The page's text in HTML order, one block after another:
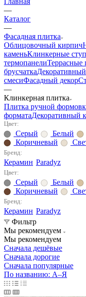
—
Каталог
—
Фасадная плитка
Облицовочный кирпич
каменьКлинкерные
термопанелиТеррасные
брусчатка
смесиФасадный декор
—
Клинкерная плитка
Плитка ручной
форматаДекоративный
Цвет:
Серый Белый
Коричневый
Бренд:
Керамин Paradyz
Цвет:
Серый Белый
Коричневый
Бренд:
Керамин Paradyz
Фильтр
Мы рекомендуем
Мы рекомендуем
Сначала дешёвые
Сначала дорогие
Сначала популярные
По названию: А–Я